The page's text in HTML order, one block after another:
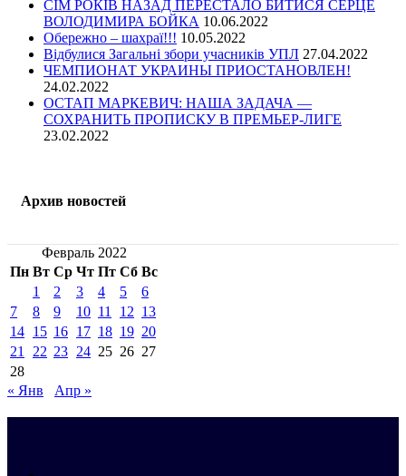
СІМ РОКІВ НАЗАД ПЕРЕСТАЛО БИТИСЯ СЕРЦЕ
ВОЛОДИМИРА БОЙКА 10.06.2022
Обережно – шахраї!!! 10.05.2022
Відбулися Загальні збори учасників УПЛ 27.04.2022
ЧЕМПИОНАТ УКРАИНЫ ПРИОСТАНОВЛЕН!
24.02.2022
ОСТАП МАРКЕВИЧ: НАША ЗАДАЧА —
СОХРАНИТЬ ПРОПИСКУ В ПРЕМЬЕР-ЛИГЕ
23.02.2022
Архив новостей
Февраль 2022
Пн Вт Ср Чт Пт Сб Вс
1
2 3 4 5
6
7
8 9 10 11 12 13
14 15 16 17 18 19 20
21
22 23 24 25 26 27
28
« Янв
Апр »